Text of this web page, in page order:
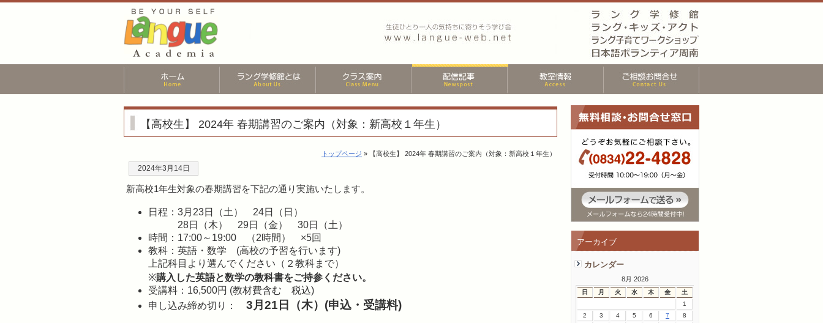
アーカイブ
カレンダー
8月 2026
日 月 火 水 木 金 土
1
2
3 4 5 6 7
8
【高校生】 2024年 春期講習のご案内（対象：新高校１年生）
トップページ » 【高校生】 2024年 春期講習のご案内（対象：新高校１年生）
2024年3月14日
新高校1年生対象の春期講習を下記の通り実施いたします。
日程：3月23日（土） 24日（日）
28日（木） 29日（金） 30日（土）
時間：17:00～19:00 （2時間） ×5回
教科：英語・数学 (高校の予習を行います)
上記科目より選んでください（２教科まで）
※購入した英語と数学の教科書をご持参ください。
受講料：16,500円 (教材費含む 税込)
申し込み締め切り： 3月21日（木）(申込・受講料)